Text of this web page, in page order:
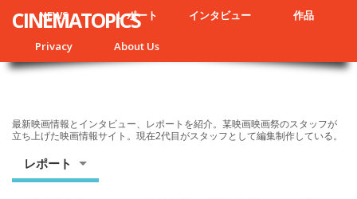
NEWS レポート インタビュー 作品
Privacy About Us
CINEMATOPICS
最新映画情報とインタビュー、レポートを紹介。某映画映画祭のスタッフが
立ち上げた映画情報サイト。現在2代目がスタッフとして編集制作している。
レポート